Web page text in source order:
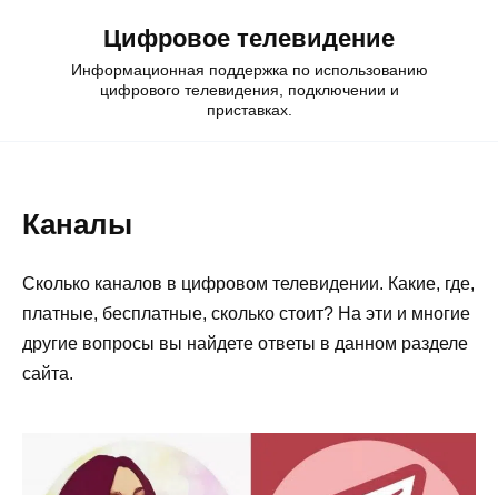
Цифровое телевидение
Информационная поддержка по использованию
цифрового телевидения, подключении и
приставках.
Каналы
Сколько каналов в цифровом телевидении. Какие, где,
платные, бесплатные, сколько стоит? На эти и многие
другие вопросы вы найдете ответы в данном разделе
сайта.